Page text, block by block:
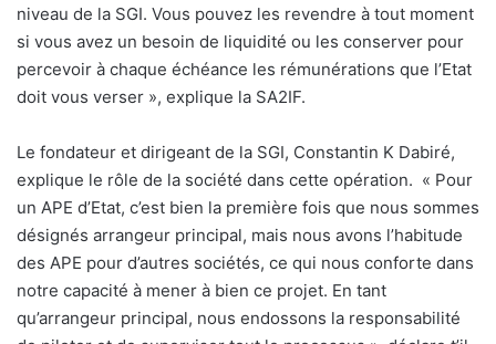
niveau de la SGI. Vous pouvez les revendre à tout moment
si vous avez un besoin de liquidité ou les conserver pour
percevoir à chaque échéance les rémunérations que l’Etat
doit vous verser », explique la SA2IF.
Le fondateur et dirigeant de la SGI, Constantin K Dabiré,
explique le rôle de la société dans cette opération. « Pour
un APE d’Etat, c’est bien la première fois que nous sommes
désignés arrangeur principal, mais nous avons l’habitude
des APE pour d’autres sociétés, ce qui nous conforte dans
notre capacité à mener à bien ce projet. En tant
qu’arrangeur principal, nous endossons la responsabilité